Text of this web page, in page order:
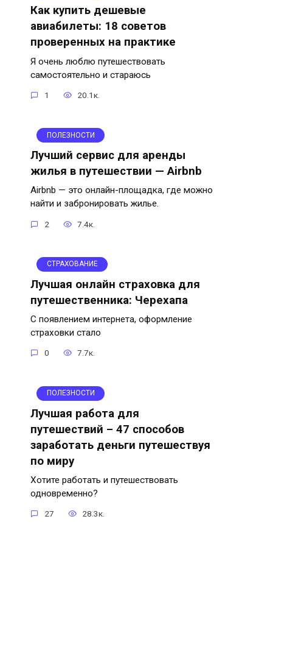
Как купить дешевые
авиабилеты: 18 советов
проверенных на практике
Я очень люблю путешествовать
самостоятельно и стараюсь
1 20.1к.
ПОЛЕЗНОСТИ
Лучший сервис для аренды
жилья в путешествии — Airbnb
Airbnb — это онлайн-площадка, где можно
найти и забронировать жилье.
2 7.4к.
СТРАХОВАНИЕ
Лучшая онлайн страховка для
путешественника: Черехапа
С появлением интернета, оформление
страховки стало
0 7.7к.
ПОЛЕЗНОСТИ
Лучшая работа для
путешествий – 47 способов
заработать деньги путешествуя
по миру
Хотите работать и путешествовать
одновременно?
27 28.3к.